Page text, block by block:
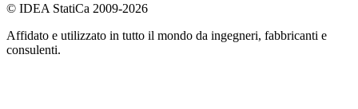
© IDEA StatiCa 2009-2026
Affidato e utilizzato in tutto il mondo da ingegneri, fabbricanti e
consulenti.